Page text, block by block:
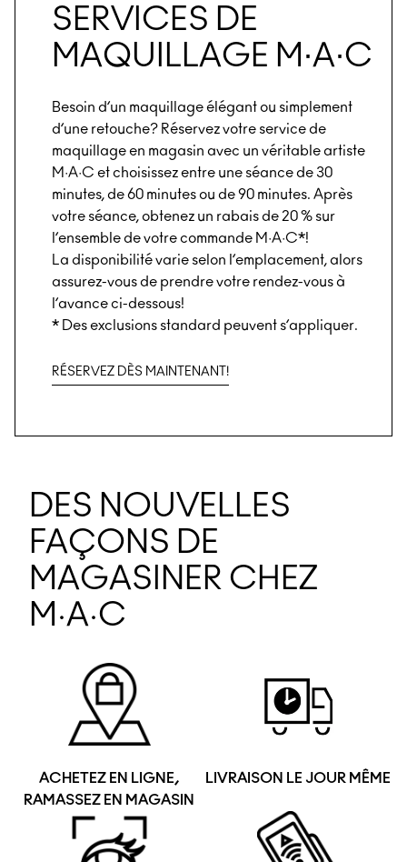
SERVICES DE
MAQUILLAGE M∙A∙C
Besoin d’un maquillage élégant ou simplement
d’une retouche? Réservez votre service de
maquillage en magasin avec un véritable artiste
M·A·C et choisissez entre une séance de 30
minutes, de 60 minutes ou de 90 minutes. Après
votre séance, obtenez un rabais de 20 % sur
l’ensemble de votre commande M·A·C*!
La disponibilité varie selon l’emplacement, alors
assurez-vous de prendre votre rendez-vous à
l’avance ci-dessous!
* Des exclusions standard peuvent s’appliquer.
RÉSERVEZ DÈS MAINTENANT!
DES NOUVELLES
FAÇONS DE
MAGASINER CHEZ
M·A·C
ACHETEZ EN LIGNE,
RAMASSEZ EN MAGASIN
LIVRAISON LE JOUR MÊME